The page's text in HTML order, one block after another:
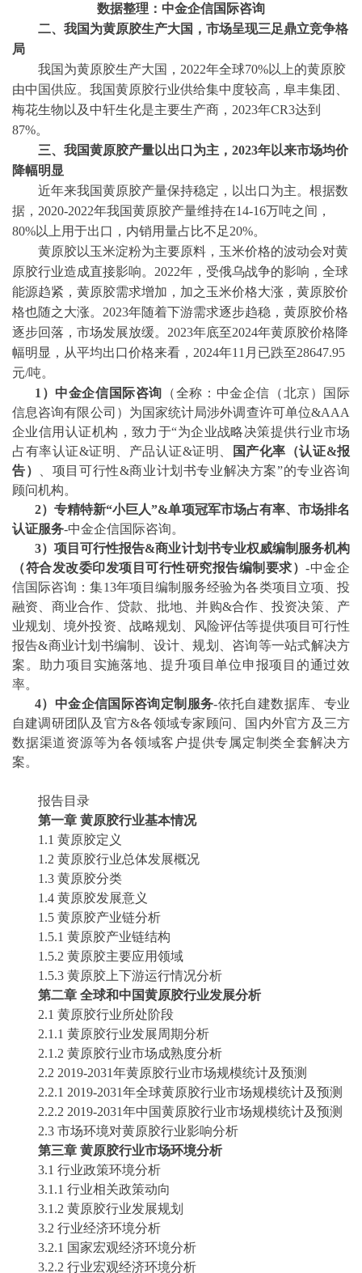
数据整理：中金企信国际咨询
二、我国为黄原胶生产大国，市场呈现三足鼎立竞争格
局
我国为黄原胶生产大国， 2022年全球70%以上的黄原胶
由中国供应。我国黄原胶行业供给集中度较高，阜丰集团、
梅花生物以及中轩生化是主要生产商，2023年CR3达到
87%。
三、我国黄原胶产量以出口为主， 2023年以来市场均价
降幅明显
近年来我国黄原胶产量保持稳定，以出口为主。根据数
据， 2020-2022年我国黄原胶产量维持在14-16万吨之间，
80%以上用于出口，内销用量占比不足20%。
黄原胶以玉米淀粉为主要原料，玉米价格的波动会对黄
原胶行业造成直接影响。 2022年，受俄乌战争的影响，全球
能源趋紧，黄原胶需求增加，加之玉米价格大涨，黄原胶价
格也随之大涨。2023年随着下游需求逐步趋稳，黄原胶价格
逐步回落，市场发展放缓。2023年底至2024年黄原胶价格降
幅明显，从平均出口价格来看，2024年11月已跌至28647.95
元/吨。
1）中金企信国际咨询 （全称：中金企信（北京）国际
信息咨询有限公司）为国家统计局涉外调查许可单位&AAA
企业信用认证机构，致力于“为企业战略决策提供行业市场
占有率认证&证明、产品认证&证明、 国产化率（认证&报
告）
项目可行性&商业计划书专业解决方案”的专业咨询
顾问机构。
2）专精特新“小巨人”&单项冠军市场占有率、市场排名
认证服务-中金企信国际咨询。
3）项目可行性报告&商业计划书专业权威编制服务机构
（符合发改委印发项目可行性研究报告编制要求）-中金企
信国际咨询：集13年项目编制服务经验为各类项目立项、投
融资、商业合作、贷款、批地、并购&合作、投资决策、产
业规划、境外投资、战略规划、风险评估等提供项目可行性
报告&商业计划书编制、设计、规划、咨询等一站式解决方
案。助力项目实施落地、提升项目单位申报项目的通过效
率。
4）中金企信国际咨询定制服务-依托自建数据库、专业
自建调研团队及官方&各领域专家顾问、国内外官方及三方
数据渠道资源等为各领域客户提供专属定制类全套解决方
案。
报告目录
第一章 黄原胶行业基本情况
1.1 黄原胶定义
1.2 黄原胶行业总体发展概况
1.3 黄原胶分类
1.4 黄原胶发展意义
1.5 黄原胶产业链分析
1.5.1 黄原胶产业链结构
1.5.2 黄原胶主要应用领域
1.5.3 黄原胶 上下游运行情况分析
第二章 全球和中国黄原胶行业发展分析
2.1 黄原胶行业所处阶段
2.1.1 黄原胶行业发展周期分析
2.1.2 黄原胶行业市场成熟度分析
2.2 2019-2031年黄原胶行业市场规模统计及预测
2.2.1 2019-2031年全球黄原胶行业市场规模统计及预测
2.2.2 2019-2031年中国黄原胶行业市场规模统计及预测
2.3 市场环境对黄原胶行业影响分析
第三章 黄原胶行业市场环境分析
3.1 行业政策环境分析
3.1.1 行业相关政策动向
3.1.2 黄原胶行业发展规划
3.2 行业经济环境分析
3.2.1 国家宏观经济环境分析
3.2.2 行业宏观经济环境分析